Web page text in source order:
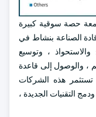
مجتمعة حصة سوقية كبيرة
10 إلى 15٪. يشارك قادة الصناعة بنشاط في
والاستحواذ ، وتوسيع
، والوصول إلى قاعدة
هذه الشركات
التقنيات الجديدة ،